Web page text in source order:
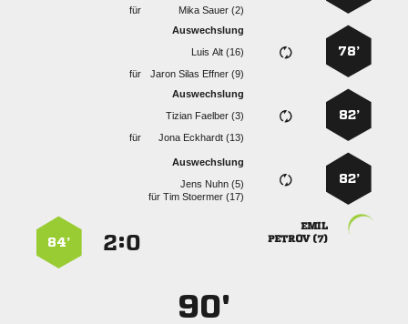
für
  
78’
Auswechslung
  
für
   
82’
Auswechslung
  
für
  
82’
Auswechslung
  
für  

 
:
84’
90'